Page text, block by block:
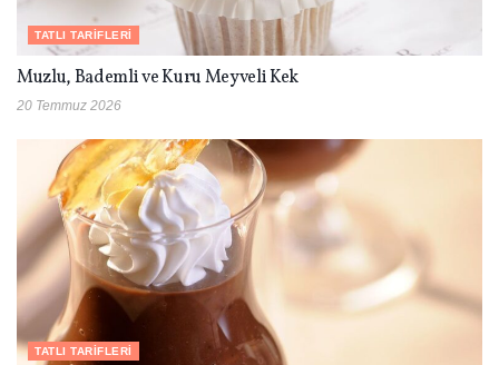
TATLI TARIFLERI
Muzlu, Bademli ve Kuru Meyveli Kek
20 Temmuz 2026
TATLI TARIFLERI